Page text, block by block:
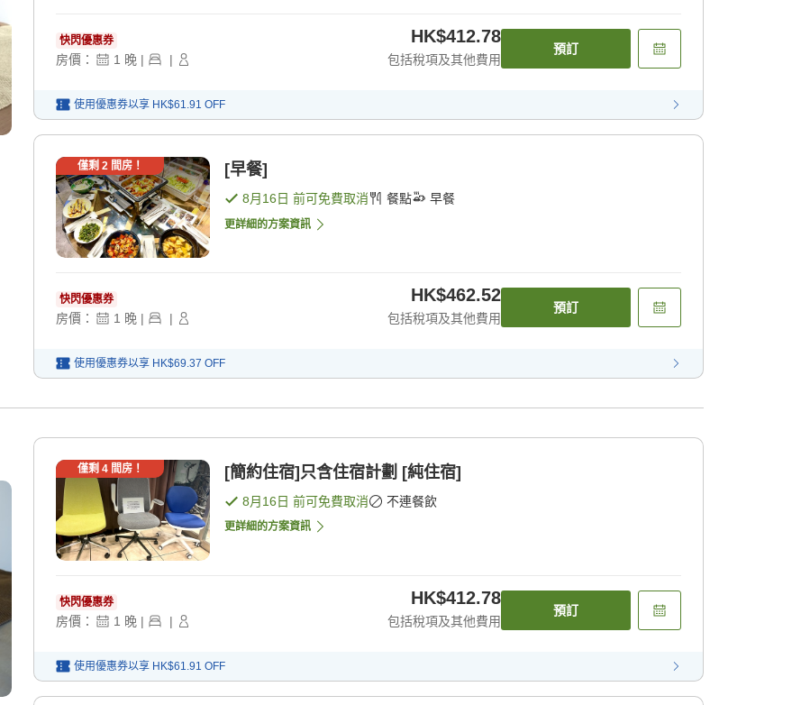
快閃優惠券
房價： 1 晚 | |
HK$412.78
包括稅項及其他費用
預訂
使用優惠券以享 HK$61.91 OFF
僅剩 2間房！ [早餐]
8月16日 前可免費取消 餐點 早餐
更詳細的方案資訊
快閃優惠券
房價： 1 晚 | |
HK$462.52
包括稅項及其他費用
預訂
使用優惠券以享 HK$69.37 OFF
僅剩 4間房！ [簡約住宿]只含住宿計劃 [純住宿]
8月16日 前可免費取消 不連餐飲
更詳細的方案資訊
快閃優惠券
房價： 1 晚 | |
HK$412.78
包括稅項及其他費用
預訂
使用優惠券以享 HK$61.91 OFF